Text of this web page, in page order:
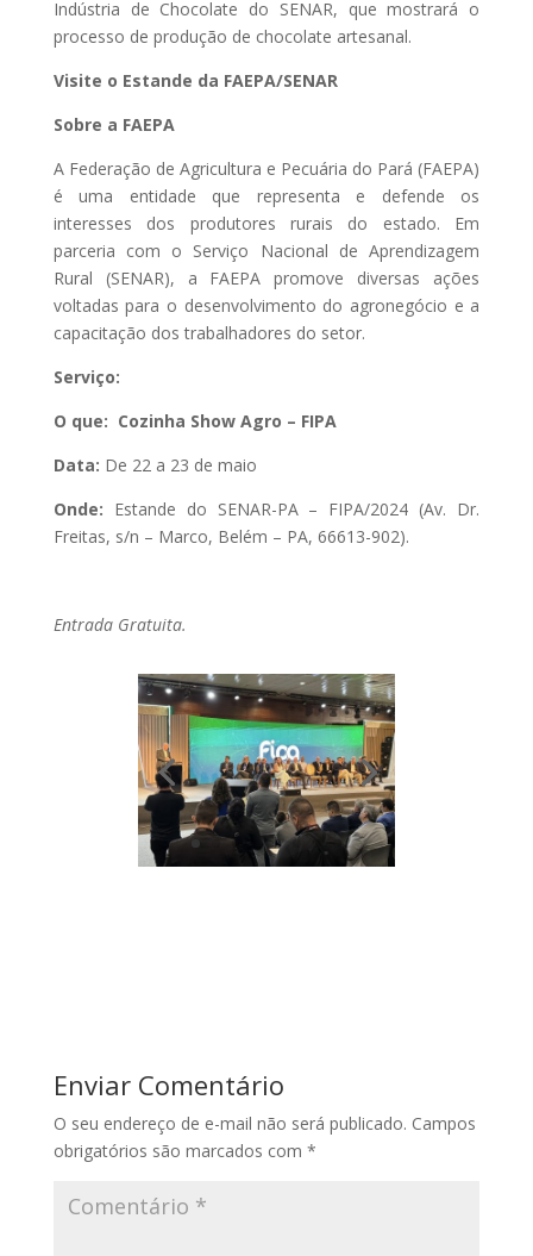
Indústria de Chocolate do SENAR, que mostrará o
processo de produção de chocolate artesanal.
Visite o Estande da FAEPA/SENAR
Sobre a FAEPA
A Federação de Agricultura e Pecuária do Pará (FAEPA)
é uma entidade que representa e defende os
interesses dos produtores rurais do estado. Em
parceria com o Serviço Nacional de Aprendizagem
Rural (SENAR), a FAEPA promove diversas ações
voltadas para o desenvolvimento do agronegócio e a
capacitação dos trabalhadores do setor.
Serviço:
O que: Cozinha Show Agro – FIPA
Data: De 22 a 23 de maio
Onde: Estande do SENAR-PA – FIPA/2024 (Av. Dr.
Freitas, s/n – Marco, Belém – PA, 66613-902).
Entrada Gratuita.
Enviar Comentário
O seu endereço de e-mail não será publicado. Campos
obrigatórios são marcados com *